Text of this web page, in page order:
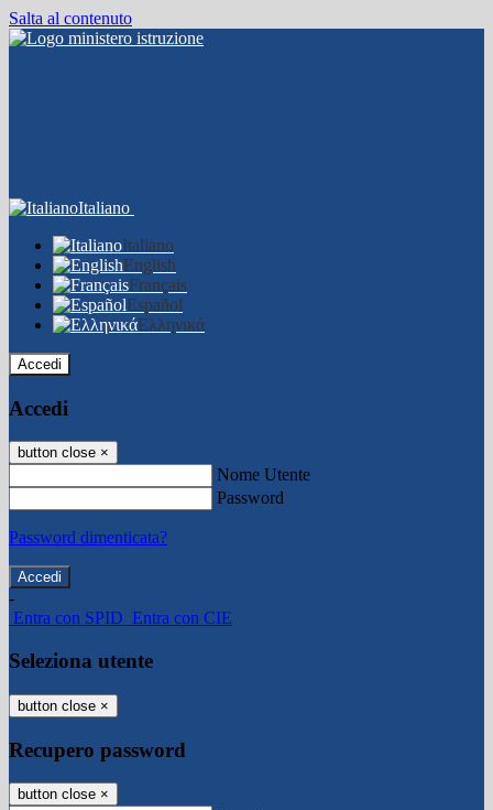
Salta al contenuto
Italiano
Italiano
English
Français
Español
Ελληνικά
Accedi
Accedi
button close ×
Nome Utente
Password
Password dimenticata?
-
Entra con SPID Entra con CIE
Seleziona utente
button close ×
Recupero password
button close ×